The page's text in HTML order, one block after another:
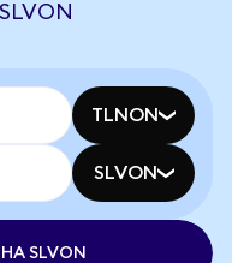
TLNON
SLVON
SLVON